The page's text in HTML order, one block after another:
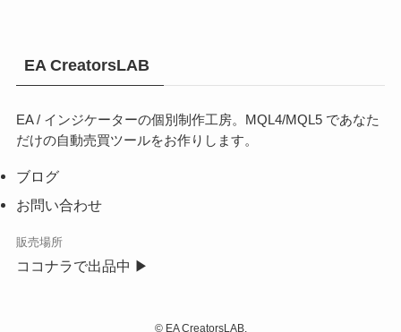
EA CreatorsLAB
EA / インジケーターの個別制作工房。MQL4/MQL5 であなた
だけの自動売買ツールをお作りします。
ブログ
お問い合わせ
販売場所
ココナラで出品中 ▶
©EA CreatorsLAB.